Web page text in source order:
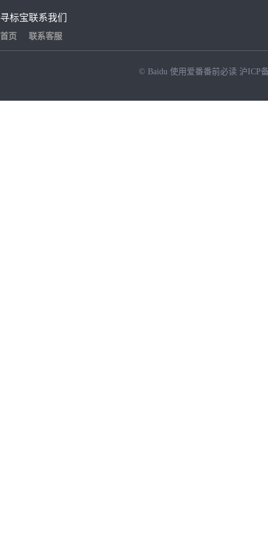
寻标宝
首页
联系我们
联系客服
© Baidu 使用爱番番前必读 沪ICP